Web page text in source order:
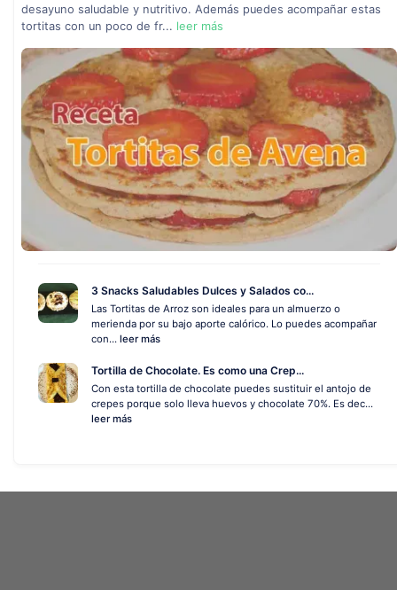
desayuno saludable y nutritivo. Además puedes acompañar estas
tortitas con un poco de fr... leer más
3 Snacks Saludables Dulces y Salados co...
Las Tortitas de Arroz son ideales para un almuerzo o
merienda por su bajo aporte calórico. Lo puedes acompañar
con... leer más
Tortilla de Chocolate. Es como una Crep...
Con esta tortilla de chocolate puedes sustituir el antojo de
crepes porque solo lleva huevos y chocolate 70%. Es dec...
leer más